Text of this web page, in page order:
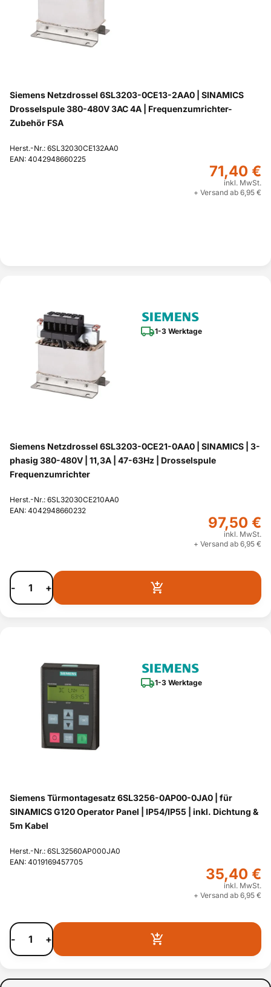
Siemens Netzdrossel 6SL3203-0CE13-2AA0 | SINAMICS
Drosselspule 380-480V 3AC 4A | Frequenzumrichter-
Zubehör FSA
Herst.-Nr.: 6SL32030CE132AA0
EAN: 4042948660225
71,40 €
inkl. MwSt.
+ Versand ab 6,95 €
1-3 Werktage
Siemens Netzdrossel 6SL3203-0CE21-0AA0 | SINAMICS | 3-
phasig 380-480V | 11,3A | 47-63Hz | Drosselspule
Frequenzumrichter
Herst.-Nr.: 6SL32030CE210AA0
EAN: 4042948660232
97,50 €
inkl. MwSt.
+ Versand ab 6,95 €
- +
1-3 Werktage
Siemens Türmontagesatz 6SL3256-0AP00-0JA0 | für
SINAMICS G120 Operator Panel | IP54/IP55 | inkl. Dichtung &
5m Kabel
Herst.-Nr.: 6SL32560AP000JA0
EAN: 4019169457705
35,40 €
inkl. MwSt.
+ Versand ab 6,95 €
- +